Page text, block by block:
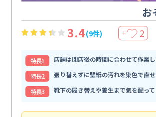
お
3.4(9件) ＋ 2
特⻑1
店舗は閉店後の時間に合わせて作業
特⻑2
張り替えずに壁紙の汚れを染色で直
特⻑3
靴下の履き替えや養生まで気を配っ